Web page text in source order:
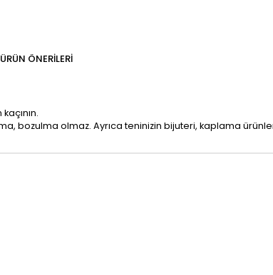
ÜRÜN ÖNERILERI
bozulma olmaz. Ayrıca teninizin bijuteri, kaplama